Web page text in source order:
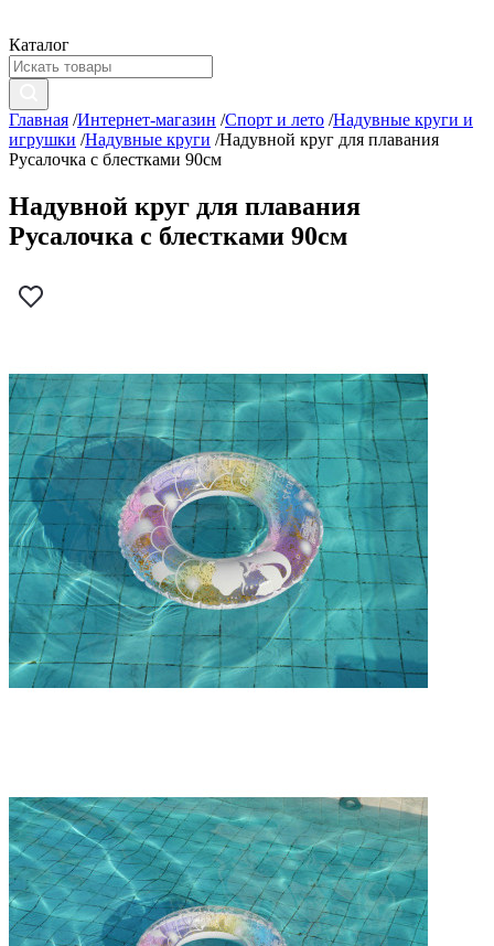
Каталог
Главная /Интернет-магазин /Спорт и лето /Надувные круги и
игрушки /Надувные круги /Надувной круг для плавания
Русалочка с блестками 90см
Надувной круг для плавания
Русалочка с блестками 90см